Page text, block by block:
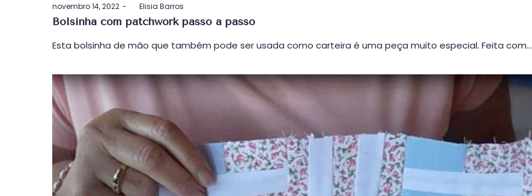
Postado
em
novembro 14, 2022 byElisia Barros
Bolsinha com patchwork passo a passo
Esta bolsinha de mão que também pode ser usada como carteira é uma peça muito especial. Feita com…